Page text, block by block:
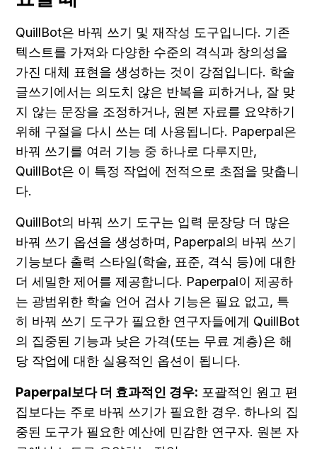
QuillBot은 바꿔 쓰기 및 재작성 도구입니다. 기존
텍스트를 가져와 다양한 수준의 격식과 창의성을
가진 대체 표현을 생성하는 것이 강점입니다. 학술
글쓰기에서는 의도치 않은 반복을 피하거나, 잘 맞
지 않는 문장을 조정하거나, 원본 자료를 요약하기
위해 구절을 다시 쓰는 데 사용됩니다. Paperpal은
바꿔 쓰기를 여러 기능 중 하나로 다루지만,
QuillBot은 이 특정 작업에 전적으로 초점을 맞춥니
다.
QuillBot의 바꿔 쓰기 도구는 입력 문장당 더 많은
바꿔 쓰기 옵션을 생성하며, Paperpal의 바꿔 쓰기
기능보다 출력 스타일(학술, 표준, 격식 등)에 대한
더 세밀한 제어를 제공합니다. Paperpal이 제공하
는 광범위한 학술 언어 검사 기능은 필요 없고, 특
히 바꿔 쓰기 도구가 필요한 연구자들에게 QuillBot
의 집중된 기능과 낮은 가격(또는 무료 계층)은 해
당 작업에 대한 실용적인 옵션이 됩니다.
Paperpal보다 더 효과적인 경우: 포괄적인 원고 편
집보다는 주로 바꿔 쓰기가 필요한 경우. 하나의 집
중된 도구가 필요한 예산에 민감한 연구자. 원본 자